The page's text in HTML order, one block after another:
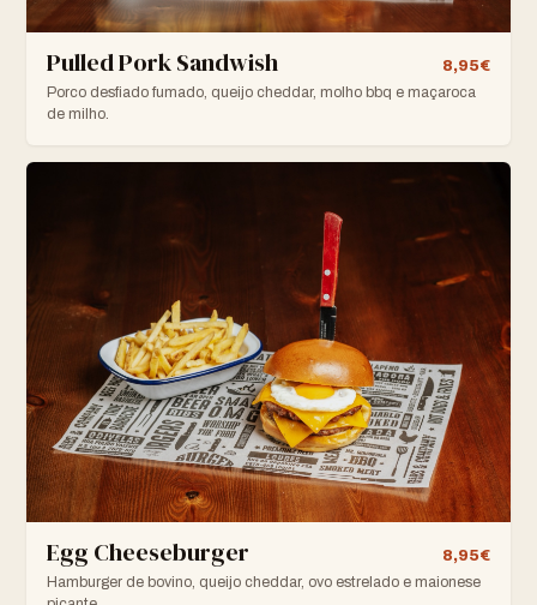
Pulled Pork Sandwish
8,95€
Porco desfiado fumado, queijo cheddar, molho bbq e maçaroca
de milho.
Egg Cheeseburger
8,95€
Hamburger de bovino, queijo cheddar, ovo estrelado e maionese